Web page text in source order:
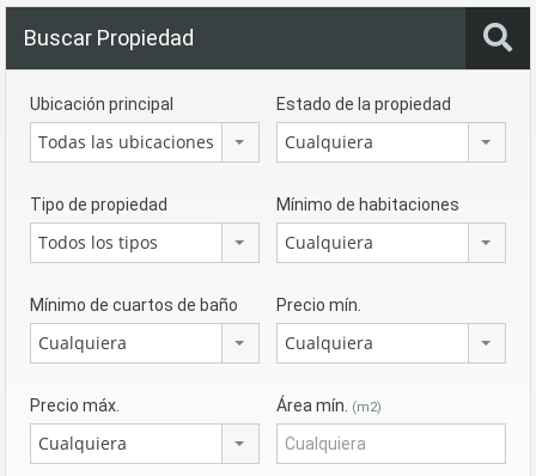
Buscar Propiedad
Ubicación principal
Todas las ubicaciones
Estado de la propiedad
Cualquiera
Tipo de propiedad
Todos los tipos
Mínimo de habitaciones
Cualquiera
Mínimo de cuartos de baño
Cualquiera
Precio mín.
Cualquiera
Precio máx.
Cualquiera
Área mín. (m2)